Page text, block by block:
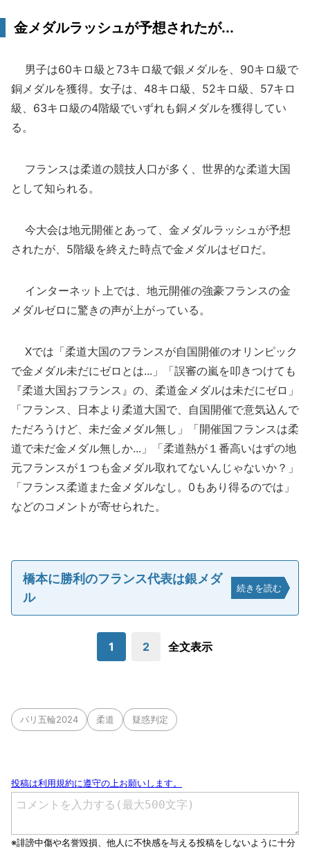
金メダルラッシュが予想されたが...
男子は60キロ級と73キロ級で銀メダルを、90キロ級で
銅メダルを獲得。女子は、48キロ級、52キロ級、57キロ
級、63キロ級の4階級でいずれも銅メダルを獲得してい
る。
フランスは柔道の競技人口が多く、世界的な柔道大国
として知られる。
今大会は地元開催とあって、金メダルラッシュが予想
されたが、5階級を終えた時点で金メダルはゼロだ。
インターネット上では、地元開催の強豪フランスの金
メダルゼロに驚きの声が上がっている。
Xでは「柔道大国のフランスが自国開催のオリンピック
で金メダル未だにゼロとは...」「誤審の嵐を叩きつけても
『柔道大国おフランス』の、柔道金メダルは未だにゼロ」
「フランス、日本より柔道大国で、自国開催で意気込んで
ただろうけど、未だ金メダル無し」「開催国フランスは柔
道で未だ金メダル無しか...」「柔道熱が１番高いはずの地
元フランスが１つも金メダル取れてないんじゃないか？」
「フランス柔道また金メダルなし。0もあり得るのでは」
などのコメントが寄せられた。
橋本に勝利のフランス代表は銀メダ
ル
続きを読む
1 2 全文表示
パリ五輪2024 柔道 疑惑判定